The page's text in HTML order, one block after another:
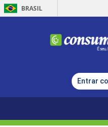
BRASIL
Entrar